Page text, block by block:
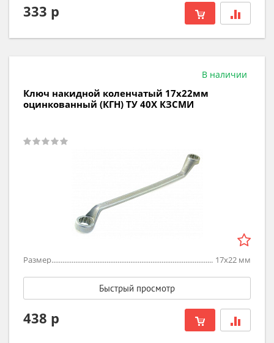
333 р
В наличии
Ключ накидной коленчатый 17х22мм
оцинкованный (КГН) ТУ 40Х КЗСМИ
Размер 17х22 мм
Быстрый просмотр
438 р